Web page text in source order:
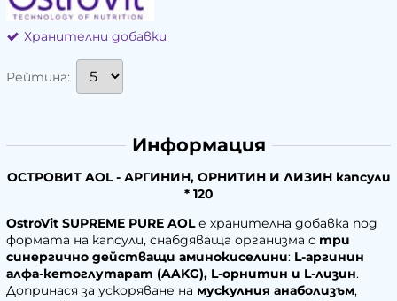
Хранителни добавки
Рейтинг:
Информация
ОСТРОВИТ AOL - АРГИНИН, ОРНИТИН И ЛИЗИН капсули
* 120
OstroVit SUPREME PURE AOLе хранителна добавка под
формата на капсули, снабдяваща организма с три
синергично действащи аминокиселини: L-аргинин
алфа-кетоглутарат (AAKG), L-орнитин и L-лизин.
Допринася за ускоряване на мускулния анаболизъм,